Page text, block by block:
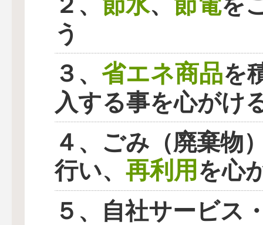
う
３、 省エネ商品を
入する事を心がけ
４、ごみ（廃棄物
行い、 再利用を心
５、自社サービス